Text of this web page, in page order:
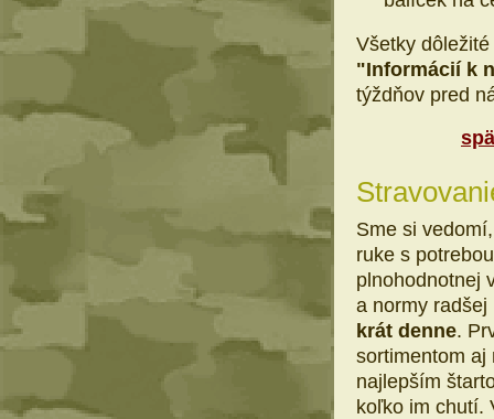
Všetky
"Informácií k
týždňov pred
Sme si
ruke s
plnohodnotnej
a normy radšej
krát denne.
sortimentom
najlepším
koľko im chutí.